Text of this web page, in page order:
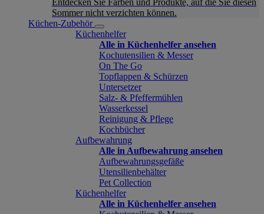
Entdecken Sie Farben und Produkte, auf die Sie diesen
Sommer nicht verzichten können.
Küchen-Zubehör
Küchenhelfer
Alle in Küchenhelfer ansehen
Kochutensilien & Messer
On The Go
Topflappen & Schürzen
Untersetzer
Salz- & Pfeffermühlen
Wasserkessel
Reinigung & Pflege
Kochbücher
Aufbewahrung
Alle in Aufbewahrung ansehen
Aufbewahrungsgefäße
Utensilienbehälter
Pet Collection
Küchenhelfer
Alle in Küchenhelfer ansehen